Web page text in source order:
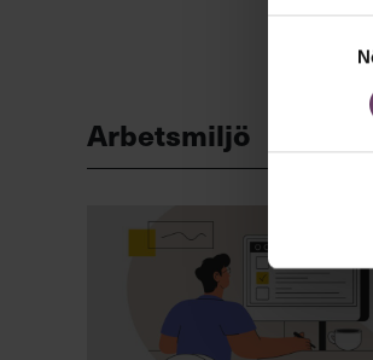
Arbetsmiljö